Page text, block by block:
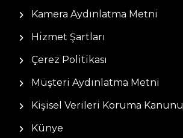
Kamera Aydınlatma Metni
Hizmet Şartları
Çerez Politikası
Müşteri Aydınlatma Metni
Kişisel Verileri Koruma Kanunu
Künye